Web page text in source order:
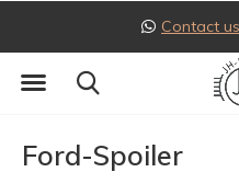
Contact us via WhatsApp
Ford-Spoiler